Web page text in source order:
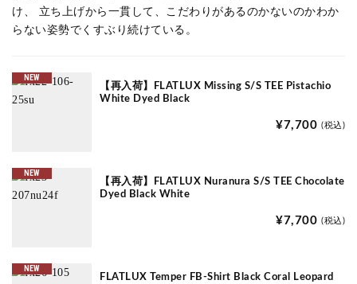
け、 立ち上げから一貫して、こだわりがあるのかないのかわか
らない姿勢でくすぶり続けている。
NEW
【再入荷】FLATLUX Missing S/S TEE Pistachio
White Dyed Black
¥7,700 (税込)
NEW
【再入荷】FLATLUX Nuranura S/S TEE Chocolate
Dyed Black White
¥7,700 (税込)
NEW
FLATLUX Temper FB-Shirt Black Coral Leopard